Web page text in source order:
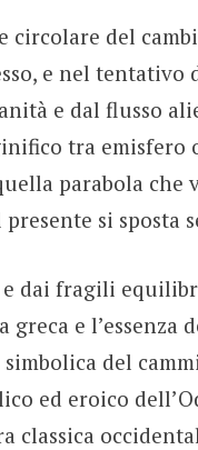
circolare del
e nel tentativo
e dal flusso
tra emisfero
parabola che
si sposta
dai fragili
e l’essenza
del
ed eroico
classica